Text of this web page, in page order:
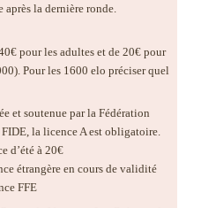
la dernière ronde.
pour les adultes et de 20€ pour
Pour les 1600 elo préciser quel
et soutenue par la Fédération
FIDE, la licence A est obligatoire.
d’été à 20€
étrangère en cours de validité
FFE